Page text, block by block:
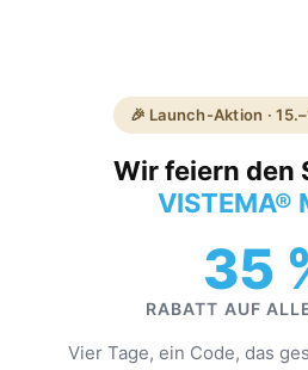
🎉 Launch-Aktion ·
Wir feiern den
VISTEMA®
35
RABATT AUF
Vier Tage, ein Code, das